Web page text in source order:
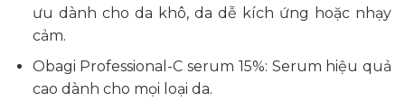
ưu dành cho da khô, da dễ kích ứng hoặc nhạy
cảm.
Obagi Professional-C serum 15%: Serum hiệu quả
cao dành cho mọi loại da.